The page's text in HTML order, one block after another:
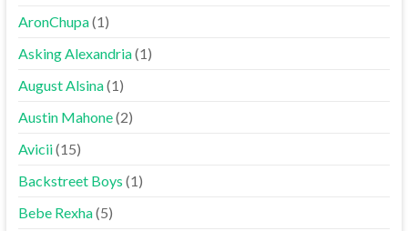
AronChupa(1)
Asking Alexandria(1)
August Alsina(1)
Austin Mahone(2)
Avicii(15)
Backstreet Boys (1)
Bebe Rexha(5)